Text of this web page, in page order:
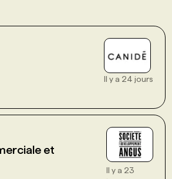
Il y a 24 jours
et
Il y a 23